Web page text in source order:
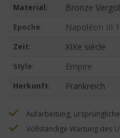
Material: Bronze
Epoche: Napoléon III
Zeit: XIXe siècle
Style: Empire
Herkunft: Frankreich
Aufarbeitung,
Vollständige Wartung des